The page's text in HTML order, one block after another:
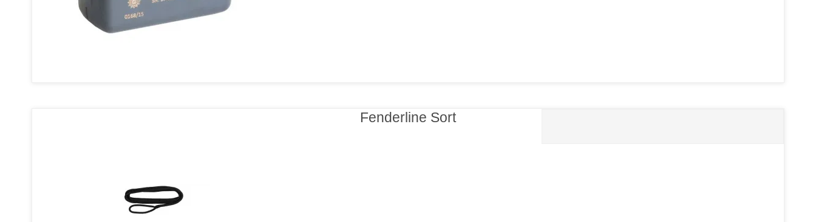
Fenderline Sort